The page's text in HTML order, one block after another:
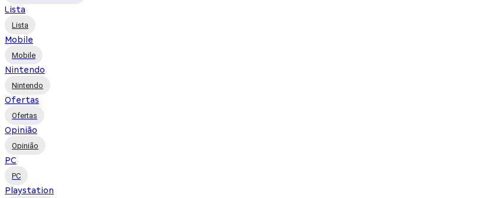
Lista
Lista
Mobile
Mobile
Nintendo
Nintendo
Ofertas
Ofertas
Opinião
Opinião
PC
PC
Playstation